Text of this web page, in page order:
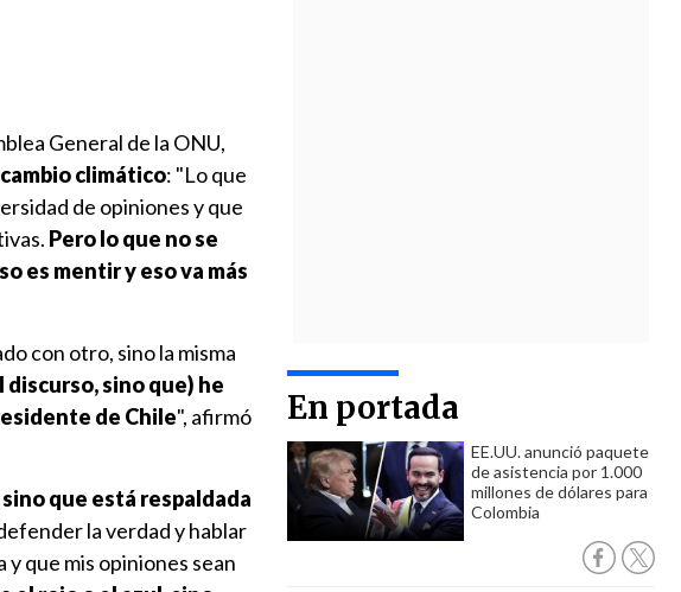
En portada
EE.UU. anunció paquete
de asistencia por 1.000
millones de dólares para
Colombia
General de la ONU,
climático: "Lo que
de opiniones y que
Pero lo que no se
es mentir y eso va más
con otro, sino la misma
sino que) he
de Chile", afirmó
que está respaldada
la verdad y hablar
que mis opiniones sean